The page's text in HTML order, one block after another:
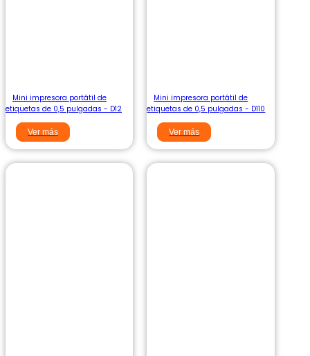
Mini impresora portátil de
etiquetas de 0,5 pulgadas - D12
Ver más
Mini impresora portátil de
etiquetas de 0,5 pulgadas - D110
Ver más